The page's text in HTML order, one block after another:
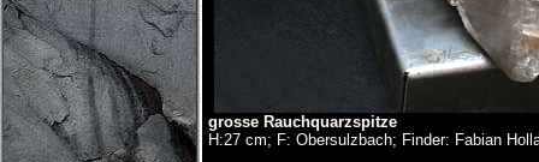
grosse Rauchquarzspitze
H:27 cm; F: Obersulzbach; Finder: Fabian